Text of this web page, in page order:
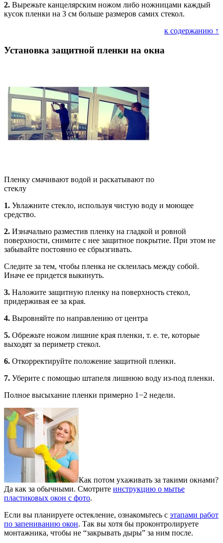
2. Вырежьте канцелярским ножом либо ножницами каждый
кусок пленки на 3 см больше размеров самих стекол.
к содержанию ↑
Установка защитной пленки на окна
Пленку смачивают водой и раскатывают по
стеклу
1. Увлажните стекло, используя чистую воду и моющее
средство.
2. Изначально разместив пленку на гладкой и ровной
поверхности, снимите с нее защитное покрытие. При этом не
забывайте постоянно ее сбрызгивать.
Следите за тем, чтобы пленка не склеилась между собой.
Иначе ее придется выкинуть.
3. Наложите защитную пленку на поверхность стекол,
придерживая ее за края.
4. Выровняйте по направлению от центра
5. Обрежьте ножом лишние края пленки, т. е. те, которые
выходят за периметр стекол.
6. Откорректируйте положение защитной пленки.
7. Уберите с помощью штапеля лишнюю воду из-под пленки.
Полное высыхание пленки примерно 1−2 недели.
Как потом ухаживать за такими окнами?
Да как за обычными. Смотрите инструкцию о мытье
пластиковых окон с фото.
Если вы планируете остекление, ознакомьтесь с этапами работ
по запениванию окон. Так вы хотя бы проконтролируете
монтажника, чтобы не “закрывать дыры” за ним после.